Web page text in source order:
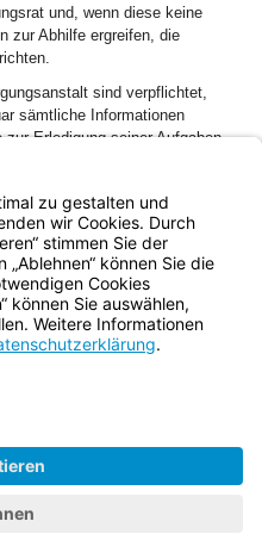
und, wenn diese keine
zur Abhilfe ergreifen, die
sind verpflichtet,
sämtliche Informationen
Erledigung seiner Aufgaben
Gutachten zur Finanzlage einer
anderen Aktuar vergeben, so
des Gutachtens die
Aktuar entsprechend.